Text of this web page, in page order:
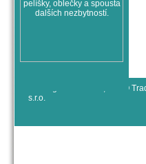
© All rights reserved, RYJO
s.r.o.